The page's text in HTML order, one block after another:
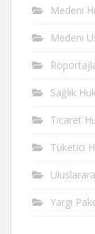
Medeni
Medeni
Sağlık
Ticaret
Tüketici
Yargı